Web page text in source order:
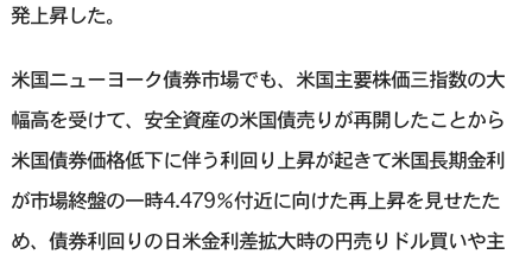
発上昇した。
米国ニューヨーク債券市場でも、米国主要株価三指数の大
幅高を受けて、安全資産の米国債売りが再開したことから
米国債券価格低下に伴う利回り上昇が起きて米国長期金利
が市場終盤の一時4.479％付近に向けた再上昇を見せたた
め、債券利回りの日米金利差拡大時の円売りドル買いや主